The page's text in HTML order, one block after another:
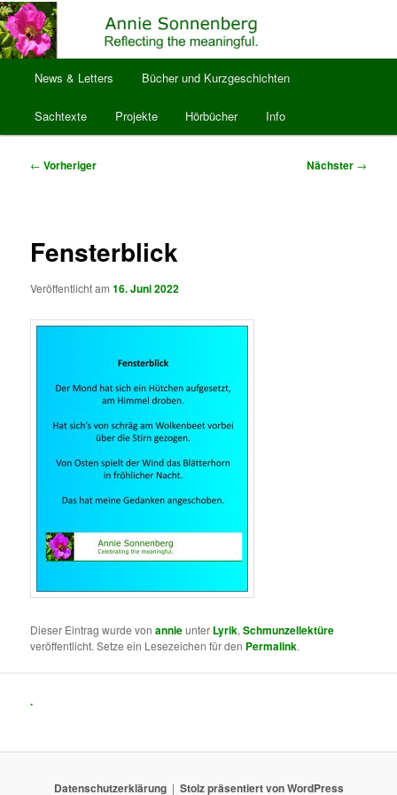
Zum
primären
Inhalt
anniesonnenberg
Reflecting the meaningful.
News & Letters Bücher und Kurzgeschichten
Sachtexte Projekte Hörbücher Info
Beitragsnavigation
← Vorheriger Nächster →
Fensterblick
Veröffentlicht am16. Juni 2022
Dieser Eintrag wurde vonannieunter Lyrik,Schmunzellektüre
veröffentlicht. Setze ein Lesezeichen für den Permalink.
.
Datenschutzerklärung Stolz präsentiert von WordPress